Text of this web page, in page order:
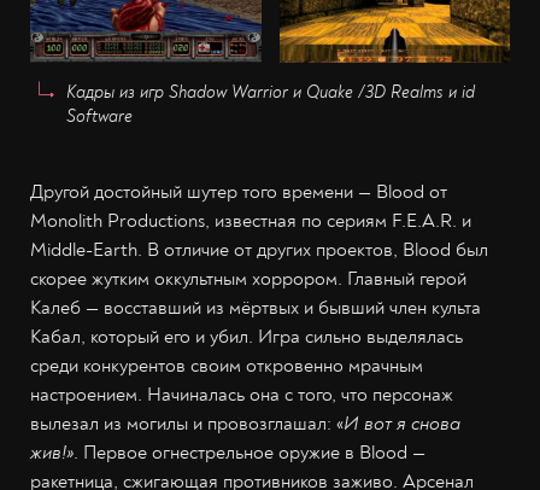
Кадры из игр Shadow Warrior и Quake /3D Realms и id
Software
Другой достойный шутер того времени — Blood от
Monolith Productions, известная по сериям F.E.A.R. и
Middle-Earth. В отличие от других проектов, Blood был
скорее жутким оккультным хоррором. Главный герой
Калеб — восставший из мёртвых и бывший член культа
Кабал, который его и убил. Игра сильно выделялась
среди конкурентов своим откровенно мрачным
настроением. Начиналась она с того, что персонаж
вылезал из могилы и провозглашал: «И вот я снова
жив!». Первое огнестрельное оружие в Blood —
ракетница, сжигающая противников заживо. Арсенал